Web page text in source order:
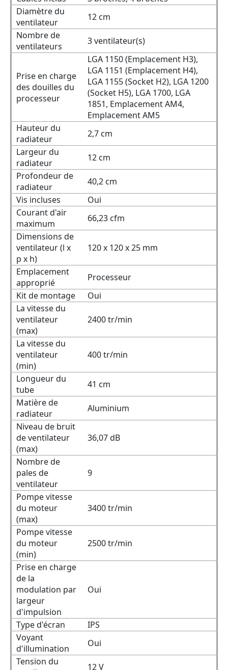
Diamètre du
ventilateur
12 cm
Nombre de
ventilateurs
3 ventilateur(s)
Prise en charge
des douilles du
processeur
LGA 1150 (Emplacement H3),
LGA 1151 (Emplacement H4),
LGA 1155 (Socket H2), LGA 1200
(Socket H5), LGA 1700, LGA
1851, Emplacement AM4,
Emplacement AM5
Hauteur du
radiateur
2,7 cm
Largeur du
radiateur
12 cm
Profondeur de
radiateur
40,2 cm
Vis incluses
Oui
Courant d'air
maximum
66,23 cfm
Dimensions de
ventilateur (l x
p x h)
120 x 120 x 25 mm
Emplacement
approprié
Processeur
Kit de montage
Oui
La vitesse du
ventilateur
(max)
2400 tr/min
La vitesse du
ventilateur
(min)
400 tr/min
Longueur du
tube
41 cm
Matière de
radiateur
Aluminium
Niveau de bruit
de ventilateur
(max)
36,07 dB
Nombre de
pales de
ventilateur
9
Pompe vitesse
du moteur
(max)
3400 tr/min
Pompe vitesse
du moteur
(min)
2500 tr/min
Prise en charge
de la
modulation par
largeur
d'impulsion
Oui
Type d'écran
IPS
Voyant
d'illumination
Oui
Tension du
12 V